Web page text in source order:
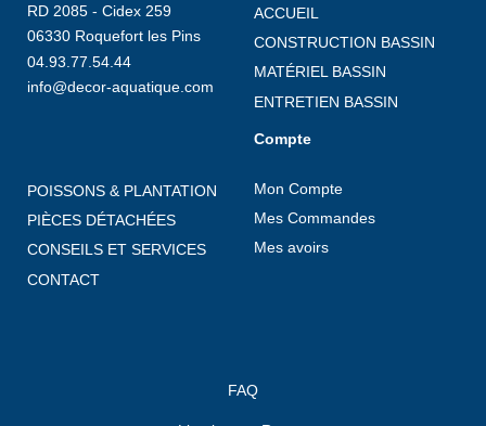
RD 2085 - Cidex 259
06330 Roquefort les Pins
04.93.77.54.44
info@decor-aquatique.com
ACCUEIL
CONSTRUCTION BASSIN
MATÉRIEL BASSIN
ENTRETIEN BASSIN
POISSONS & PLANTATION
PIÈCES DÉTACHÉES
CONSEILS ET SERVICES
CONTACT
Compte
Mon Compte
Mes Commandes
Mes avoirs
FAQ